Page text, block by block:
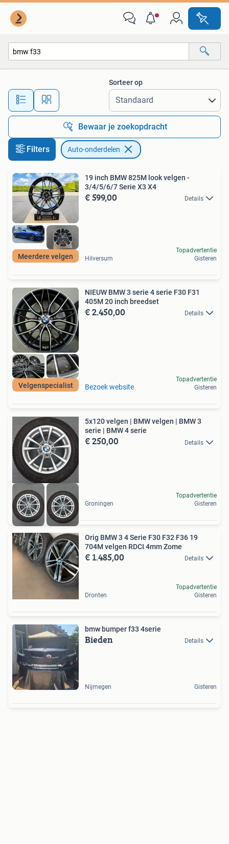
Alle afstanden…
Sorteer op
Bewaar je zoekopdracht
Filters Auto-onderdelen
Meerdere velgen
19 inch BMW 825M look velgen -
3/4/5/6/7 Serie X3 X4
€ 599,00 Details
Hilversum
Topadvertentie
Gisteren
Velgenspecialist
NIEUW BMW 3 serie 4 serie F30 F31
405M 20 inch breedset
€ 2.450,00 Details
Bezoek website
Topadvertentie
Gisteren
5x120 velgen | BMW velgen | BMW 3
serie | BMW 4 serie
€ 250,00 Details
Groningen
Topadvertentie
Gisteren
Orig BMW 3 4 Serie F30 F32 F36 19
704M velgen RDCI 4mm Zome
€ 1.485,00 Details
Dronten
Topadvertentie
Gisteren
bmw bumper f33 4serie
Bieden Details
Nijmegen Gisteren